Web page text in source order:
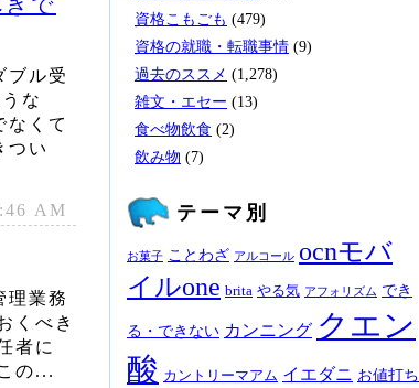
ブル受
な
なくて
つい
AM
理業務
くべき
者に
の...
資格こもごも (479)
資格の就職・転職事情 (9)
過去のススメ (1,278)
雑文・エセー (13)
食べ物飲食 (2)
飲み物 (7)
テーマ別
お菓子 ことわざ アルコール ocnモバ
イルone brita やる気 アフォリズム でき
る・できない カンニング クエン
酸 カントリーマアム イエダニ お値打ち